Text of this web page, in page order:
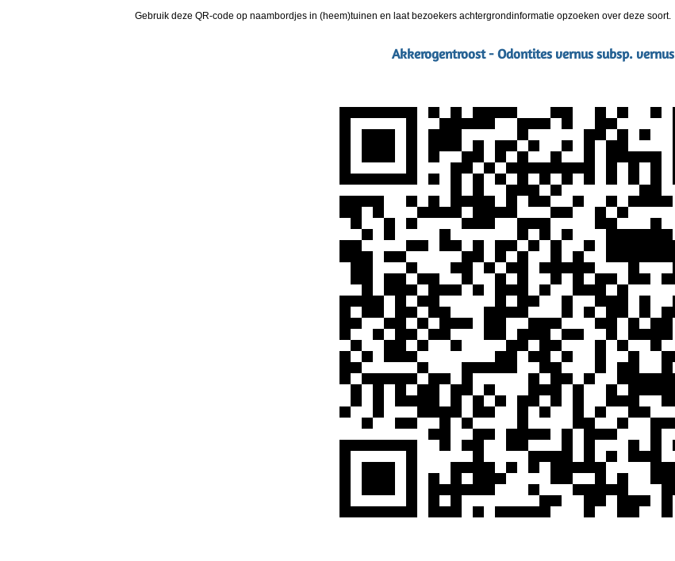
Gebruik deze QR-code op naambordjes in (heem)tuinen en laat bezoekers achtergrondinformatie opzoeken over deze soort.
Akkerogentroost - Odontites vernus subsp. vernus